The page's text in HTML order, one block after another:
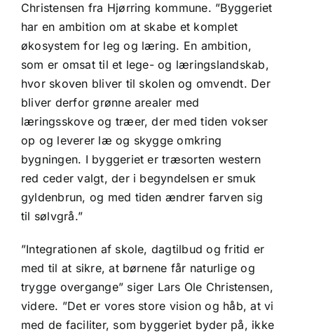
Christensen fra Hjørring kommune. ”Byggeriet
har en ambition om at skabe et komplet
økosystem for leg og læring. En ambition,
som er omsat til et lege- og læringslandskab,
hvor skoven bliver til skolen og omvendt. Der
bliver derfor grønne arealer med
læringsskove og træer, der med tiden vokser
op og leverer læ og skygge omkring
bygningen. I byggeriet er træsorten western
red ceder valgt, der i begyndelsen er smuk
gyldenbrun, og med tiden ændrer farven sig
til sølvgrå.”
”Integrationen af skole, dagtilbud og fritid er
med til at sikre, at børnene får naturlige og
trygge overgange” siger Lars Ole Christensen,
videre. ”Det er vores store vision og håb, at vi
med de faciliter, som byggeriet byder på, ikke